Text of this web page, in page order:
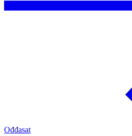
Ođđasat